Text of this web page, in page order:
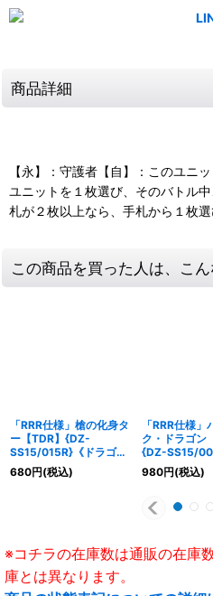
商品詳細
【永】：守護者【自】：このユニ
ユニットを１枚選び、そのバトル
札が２枚以上なら、手札から１枚
この商品を買った人は、こ
「RRR仕様」槍の化身タ
ー【TDR】{DZ-
SS15/015R}《ドラゴン
エンパイア》
680円(税込)
「RRR仕様」
ク・ドラゴン
{DZ-SS15/
ラゴンエンパ
980円(税込)
※コチラの在庫数は通販の在庫
庫とは異なります。